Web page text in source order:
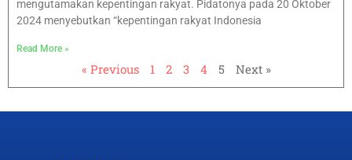
mengutamakan kepentingan rakyat. Pidatonya pada 20 Oktober
2024 menyebutkan “kepentingan rakyat Indonesia
Read More »
« Previous 1 2 3 4 5 Next »